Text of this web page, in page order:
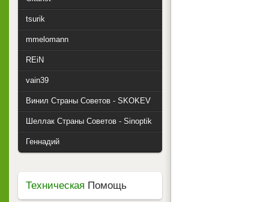
tsurik
mmelomann
REiN
vain39
Винил Страны Советов - SKOKEV
Шеллак Страны Советов - Sinoptik
Геннадий
Техническая Помощь